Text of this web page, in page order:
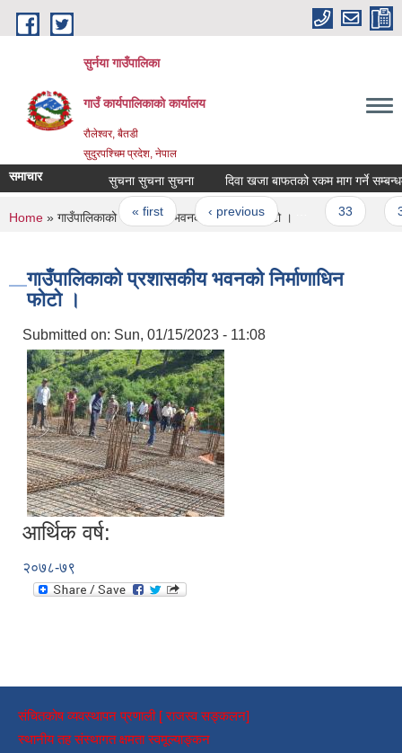
Skip to main content
सुर्नया गाउँपालिका
गाउँ कार्यपालिकाकाे कार्यालय
रौलेश्वर, बैतडी
सुदुरपश्चिम प्रदेश, नेपाल
समाचार सुचना सुचना सुचना दिवा खजा बाफतको रकम माग गर्ने
Pages
« first ‹ previous … 33
You are here
Home » गाउँपालिकाको प्रशासकीय भवनको निर्माणाधिन फोटो ।
गाउँपालिकाको प्रशासकीय भवनको निर्माणाधिन
फोटो ।
Submitted on: Sun, 01/15/2023 - 11:08
आर्थिक वर्ष:
२०७८-७९
संचितकोष व्यवस्थापन प्रणाली [ राजस्व सङ्कलन]
स्थानीय तह संस्थागत क्षमता स्वमूल्याङ्कन